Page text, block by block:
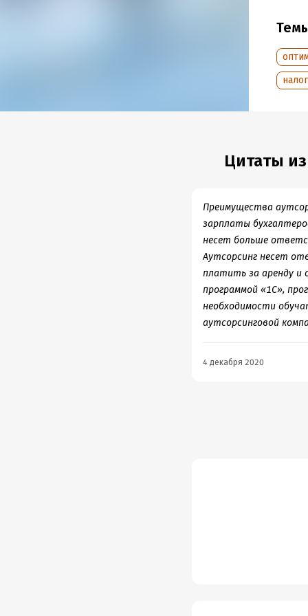
Елены
•
с
риски
•
РФ.
В
Цитаты
Преимущества
зарплаты
несет больше
Аутсорсинг несет
платить за аренду и
программой «1C»,
необходимости
аутсорсинговой
4 декабря 2020